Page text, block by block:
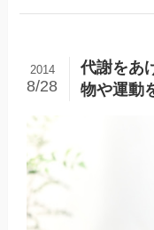
代謝をあ
物や運動
2014
8/28